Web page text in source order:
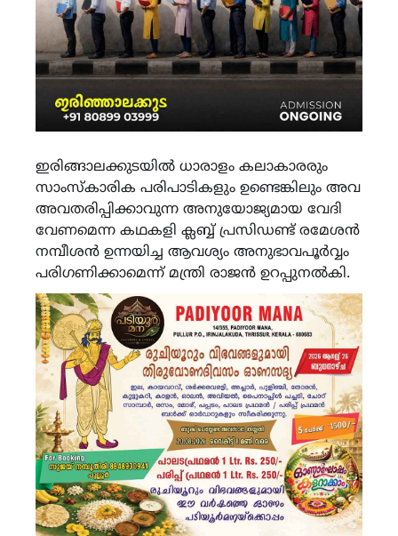
ഇരിങ്ങാലക്കുടയിൽ ധാരാളം കലാകാരരും
സാംസ്കാരിക പരിപാടികളും ഉണ്ടെങ്കിലും അവ
അവതരിപ്പിക്കാവുന്ന അനുയോജ്യമായ വേദി
വേണമെന്ന കഥകളി ക്ലബ്ബ് പ്രസിഡണ്ട് രമേശൻ
നമ്പീശൻ ഉന്നയിച്ച ആവശ്യം അനുഭാവപൂർവ്വം
പരിഗണിക്കാമെന്ന് മന്ത്രി രാജൻ ഉറപ്പുനൽകി.